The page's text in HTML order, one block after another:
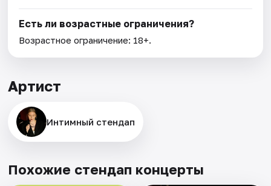
Есть ли возрастные ограничения?
Возрастное ограничение: 18+.
Артист
Интимный стендап
Похожие стендап концерты